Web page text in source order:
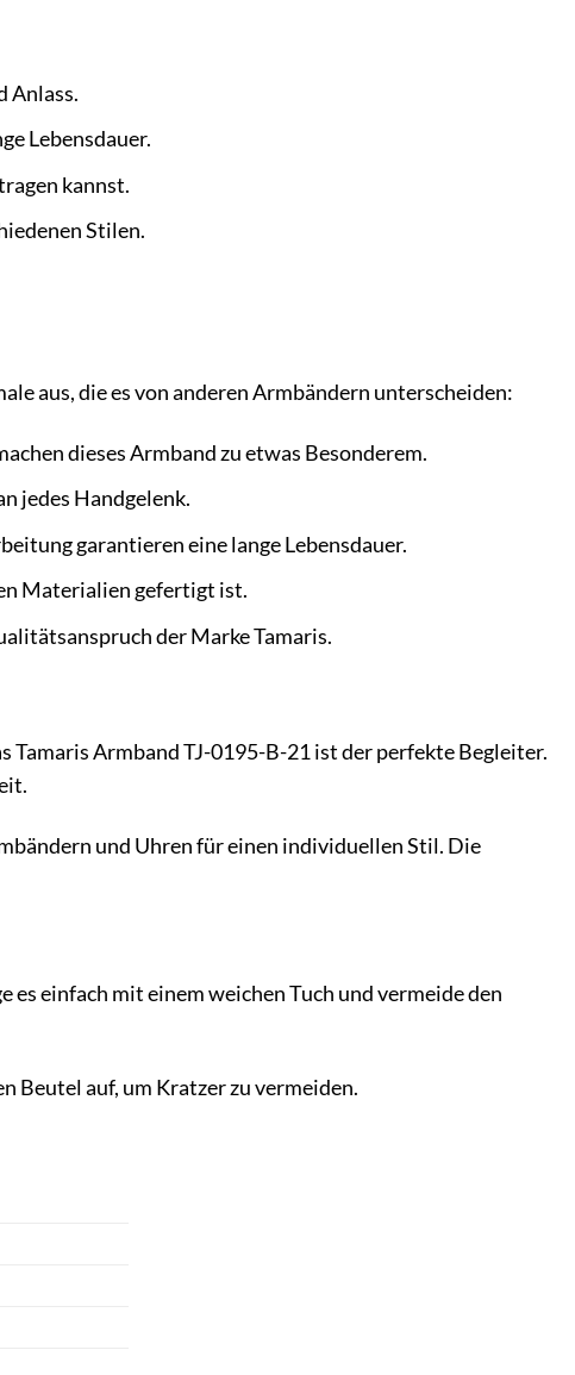
Anlass.
Lebensdauer.
kannst.
Stilen.
aus, die es von anderen Armbändern unterscheiden:
dieses Armband zu etwas Besonderem.
jedes Handgelenk.
garantieren eine lange Lebensdauer.
Materialien gefertigt ist.
der Marke Tamaris.
Tamaris Armband TJ-0195-B-21 ist der perfekte Begleiter.
und Uhren für einen individuellen Stil. Die
einfach mit einem weichen Tuch und vermeide den
Beutel auf, um Kratzer zu vermeiden.